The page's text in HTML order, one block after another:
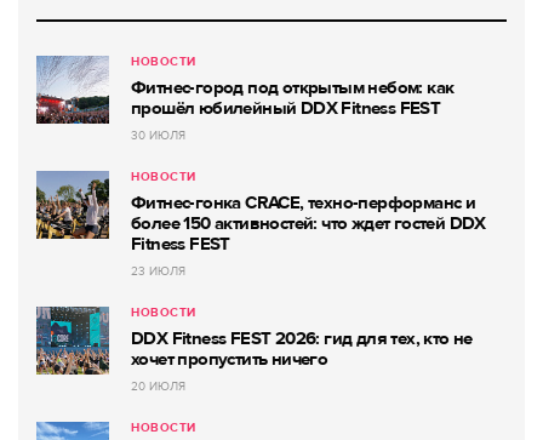
НОВОСТИ
Фитнес-город под открытым небом: как
прошёл юбилейный DDX Fitness FEST
30 ИЮЛЯ
НОВОСТИ
Фитнес-гонка CRACE, техно-перформанс и
более 150 активностей: что ждет гостей DDX
Fitness FEST
23 ИЮЛЯ
НОВОСТИ
DDX Fitness FEST 2026: гид для тех, кто не
хочет пропустить ничего
20 ИЮЛЯ
НОВОСТИ